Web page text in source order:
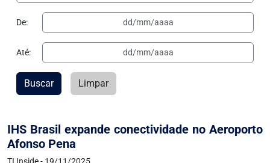
IHS Brasil expande conectividade no Aeroporto
Afonso Pena
De:
Até:
Buscar Limpar